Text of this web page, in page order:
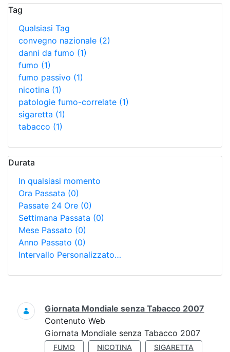
Tag
Qualsiasi Tag
convegno nazionale (2)
danni da fumo (1)
fumo (1)
fumo passivo (1)
nicotina (1)
patologie fumo-correlate (1)
sigaretta (1)
tabacco (1)
Durata
In qualsiasi momento
Ora Passata (0)
Passate 24 Ore (0)
Settimana Passata (0)
Mese Passato (0)
Anno Passato (0)
Intervallo Personalizzato…
Ricerca
Giornata Mondiale senza Tabacco 2007
Contenuto Web
Giornata Mondiale senza Tabacco 2007
FUMO NICOTINA
SIGARETTA